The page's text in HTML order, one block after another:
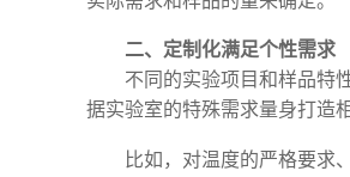
二、定制化满足个性需求
不同的实验项目和样品特
据实验室的特殊需求量身打造
比如，对温度的严格要求